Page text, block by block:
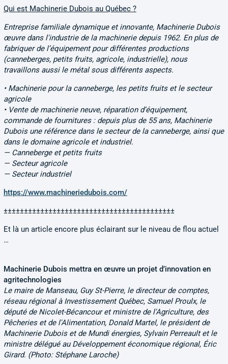
Qui est Machinerie Dubois au Québec ?
Entreprise familiale dynamique et innovante, Machinerie Dubois
œuvre dans l'industrie de la machinerie depuis 1962. En plus de
fabriquer de l’équipement pour différentes productions
(canneberges, petits fruits, agricole, industrielle), nous
travaillons aussi le métal sous différents aspects.
• Machinerie pour la canneberge, les petits fruits et le secteur
agricole
• Vente de machinerie neuve, réparation d’équipement,
commande de fournitures : depuis plus de 55 ans, Machinerie
Dubois une référence dans le secteur de la canneberge, ainsi que
dans le domaine agricole et industriel.
— Canneberge et petits fruits
— Secteur agricole
— Secteur industriel
https://www.machineriedubois.com/
±±±±±±±±±±±±±±±±±±±±±±±±±±±±±±±±±±±±±±±±±±
Et là un article encore plus éclairant sur le niveau de flou actuel
…
Machinerie Dubois mettra en œuvre un projet d’innovation en
agritechnologies
Le maire de Manseau, Guy St-Pierre, le directeur de comptes,
réseau régional à Investissement Québec, Samuel Proulx, le
député de Nicolet-Bécancour et ministre de l'Agriculture, des
Pêcheries et de l'Alimentation, Donald Martel, le président de
Machinerie Dubois et de Mundi énergies, Sylvain Perreault et le
ministre délégué au Développement économique régional, Éric
Girard. (Photo: Stéphane Laroche)